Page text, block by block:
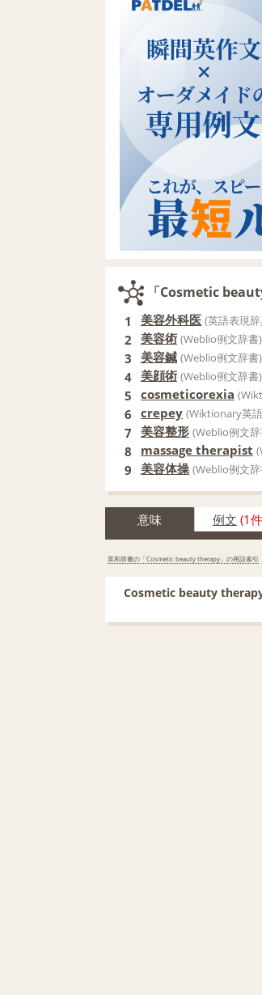
「Cosmetic
1 美容外科医 (英語表現
2 美容術 (Weblio例文辞書)
3 美容鍼 (Weblio例文辞書)
4 美顔術 (Weblio例文辞書)
5 cosmeticorexia
6 crepey (Wiktionary英
7 美容整形 (Weblio例文
8 massage therapist
9 美容体操 (Weblio例文
意味 例文 (1
英和辞書の「Cosmetic beauty therapy」の用語索引
Cosmetic beauty